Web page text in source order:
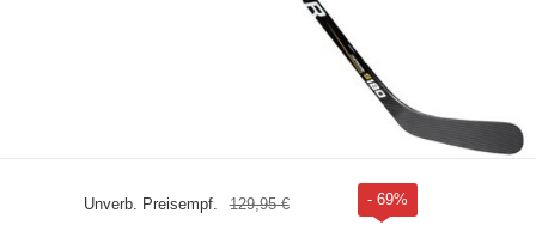
Unverb. Preisempf. 129,95 € - 69%